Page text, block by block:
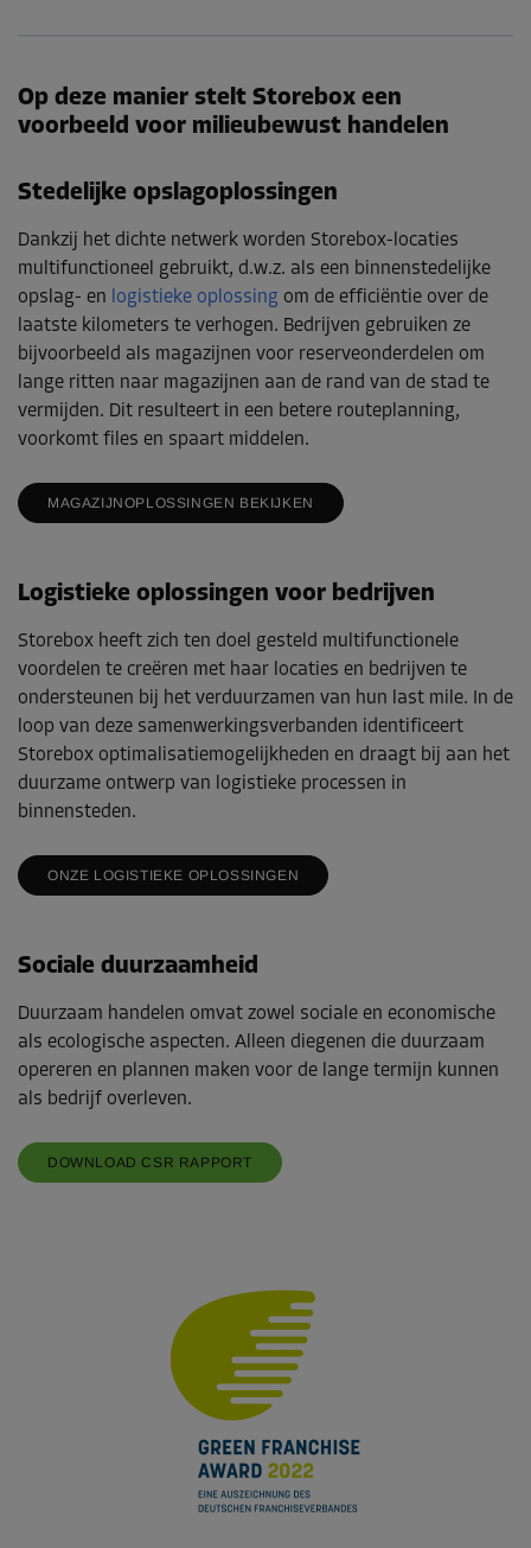
Op deze manier stelt Storebox een
voorbeeld voor milieubewust handelen
Stedelijke opslagoplossingen
Dankzij het dichte netwerk worden Storebox-locaties
multifunctioneel gebruikt, d.w.z. als een binnenstedelijke
opslag- en logistieke oplossing om de efficiëntie over de
laatste kilometers te verhogen. Bedrijven gebruiken ze
bijvoorbeeld als magazijnen voor reserveonderdelen om
lange ritten naar magazijnen aan de rand van de stad te
vermijden. Dit resulteert in een betere routeplanning,
voorkomt files en spaart middelen.
MAGAZIJNOPLOSSINGEN BEKIJKEN
Logistieke oplossingen voor bedrijven
Storebox heeft zich ten doel gesteld multifunctionele
voordelen te creëren met haar locaties en bedrijven te
ondersteunen bij het verduurzamen van hun last mile. In de
loop van deze samenwerkingsverbanden identificeert
Storebox optimalisatiemogelijkheden en draagt bij aan het
duurzame ontwerp van logistieke processen in
binnensteden.
ONZE LOGISTIEKE OPLOSSINGEN
Sociale duurzaamheid
Duurzaam handelen omvat zowel sociale en economische
als ecologische aspecten. Alleen diegenen die duurzaam
opereren en plannen maken voor de lange termijn kunnen
als bedrijf overleven.
DOWNLOAD CSR RAPPORT